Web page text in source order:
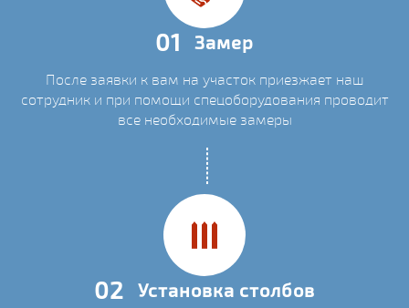
01 Замер
После заявки к вам на участок приезжает наш
сотрудник и при помощи спецоборудования проводит
все необходимые замеры
02 Установка столбов